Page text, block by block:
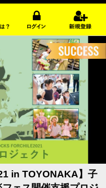
in TOYONAKA】子